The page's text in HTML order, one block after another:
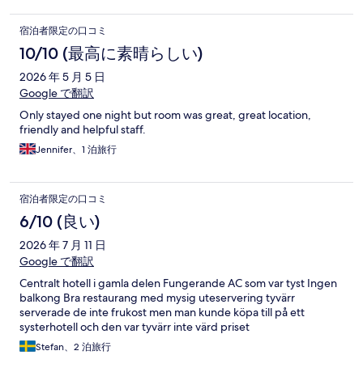
宿泊者限定の口コミ
10/10 (最高に素晴らしい)
2026 年 5 月 5 日
Google で翻訳
Only stayed one night but room was great, great location,
friendly and helpful staff.
Jennifer、1 泊旅行
宿泊者限定の口コミ
6/10 (良い)
2026 年 7 月 11 日
Google で翻訳
Centralt hotell i gamla delen Fungerande AC som var tyst Ingen
balkong Bra restaurang med mysig uteservering tyvärr
serverade de inte frukost men man kunde köpa till på ett
systerhotell och den var tyvärr inte värd priset
Stefan、2 泊旅行